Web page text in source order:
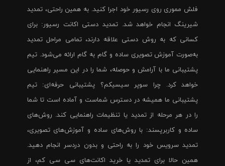
فلش مموری روی رسیور خود اجرا کنید. به همین راحتی، تمدید
شیرینگ انجام خواهد شد. تمدید دستی اکانت رسیور: برای
کسانی که به روش دستی علاقه دارند، تمامی مراحل تمدید
به‌صورت آموزش تصویری ساده و گام به گام ارائه می‌شود. تیم
پشتیبانی ما با آرامش و حوصله، شما را در این مسیر راهنمایی
خواهد کرد. چرا سوپر سیسیکم؟ پشتیبانی حرفه‌ای: تیم
پشتیبانی ما همیشه در دسترس شماست و آماده است تا شما
را در هر مرحله از تمدید یا تنظیمات راهنمایی کند. روش‌های
ساده و کاربرپسند: با روش‌های ساده و آموزش‌های تصویری،
تمدید سرویس خود را به راحتی و بدون دردسر انجام دهید.
همین حالا برای تمدید یا خرید اکانت‌های سی سی کم، از